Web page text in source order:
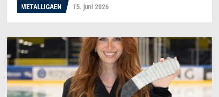
METALLIGAEN 15. juni 2026